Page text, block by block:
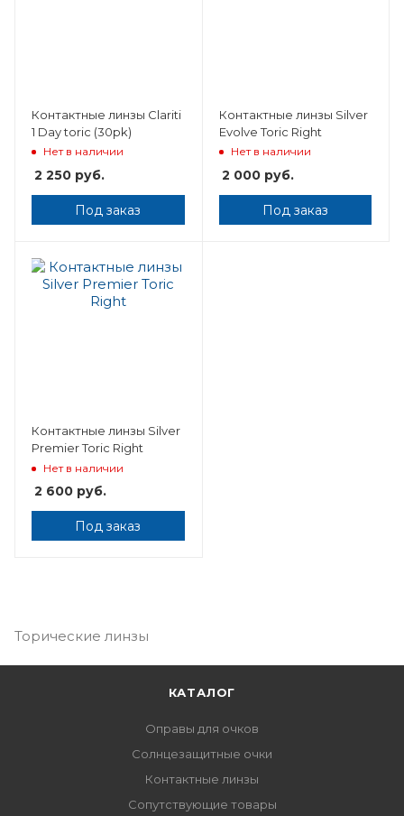
Контактные линзы Clariti
1 Day toric (30pk)
Нет в наличии
2 250 руб.
Под заказ
Контактные линзы Silver
Evolve Toric Right
Нет в наличии
2 000руб.
Под заказ
Контактные линзы Silver
Premier Toric Right
Нет в наличии
2 600 руб.
Под заказ
Торические линзы
КАТАЛОГ
Оправы для очков
Солнцезащитные очки
Контактные линзы
Сопутствующие товары